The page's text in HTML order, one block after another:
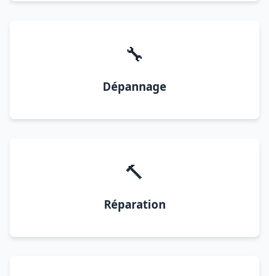
🔧
Dépannage
🔨
Réparation